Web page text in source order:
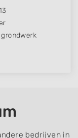
bedrijven in